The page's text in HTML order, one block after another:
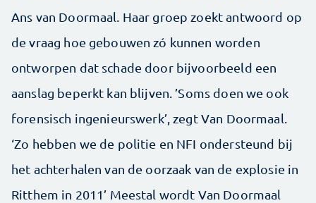
Ans van Doormaal. Haar groep zoekt antwoord op
de vraag hoe gebouwen zó kunnen worden
ontworpen dat schade door bijvoorbeeld een
aanslag beperkt kan blijven. ’Soms doen we ook
forensisch ingenieurswerk’, zegt Van Doormaal.
‘Zo hebben we de politie en NFI ondersteund bij
het achterhalen van de oorzaak van de explosie in
Ritthem in 2011’ Meestal wordt Van Doormaal